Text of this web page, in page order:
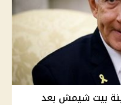
بيت شيمش بعد